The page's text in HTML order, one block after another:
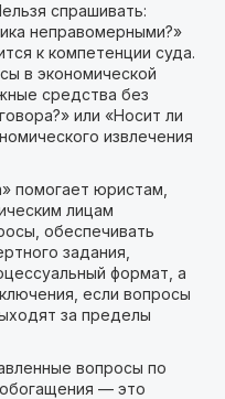
спрашивать:
неправомерными?»
к компетенции суда.
в экономической
средства без
или «Носит ли
извлечения
помогает юристам,
лицам
обеспечивать
задания,
формат, а
если вопросы
за пределы
вопросы по
— это